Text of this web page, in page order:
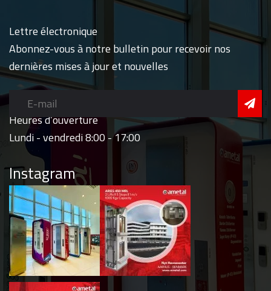
Lettre électronique
Abonnez-vous à notre bulletin pour recevoir nos
dernières mises à jour et nouvelles
Heures d’ouverture
Lundi - vendredi 8:00 - 17:00
Instagram